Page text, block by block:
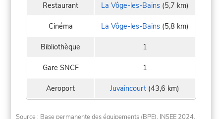
Restaurant La Vôge-les-Bains(5,7 km)
Cinéma La Vôge-les-Bains(5,8 km)
Bibliothèque 1
Gare SNCF 1
Aeroport Juvaincourt (43,6 km)
Source : Base permanente des équipements (BPE), INSEE 2024.